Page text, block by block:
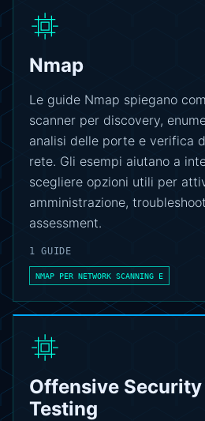
Nmap
Le guide Nmap spiegano
scanner per discovery,
analisi delle porte e verifica
rete. Gli esempi aiutano a
scegliere opzioni utili per
amministrazione,
assessment.
1 GUIDE
NMAP PER NETWORK SCANNING E
Offensive
Testing